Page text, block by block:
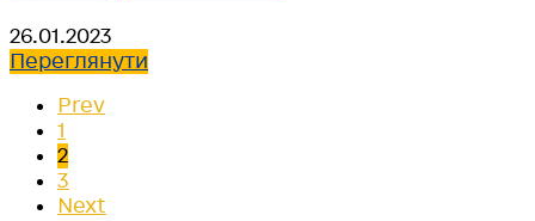
26.01.2023
Переглянути
Prev
1
2
3
Next